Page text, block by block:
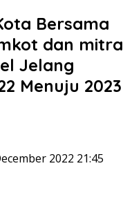
Bersama
dan mitra
Jelang
Menuju 2023
2022 21:45